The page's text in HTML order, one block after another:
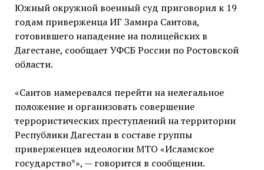
Южный окружной военный суд приговорил к 19
годам приверженца ИГ Замира Саитова,
готовившего нападение на полицейских в
Дагестане, сообщает УФСБ России по Ростовской
области.
«Саитов намеревался перейти на нелегальное
положение и организовать совершение
террористических преступлений на территории
Республики Дагестан в составе группы
приверженцев идеологии МТО «Исламское
государство*», — говорится в сообщении.